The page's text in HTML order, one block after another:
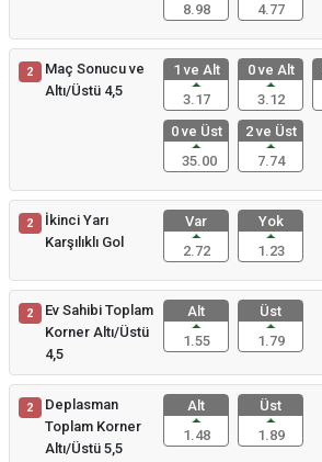
8.98
4.77
2
Maç Sonucu ve
Altı/Üstü 4,5
1 ve Alt
3.17
0 ve Alt
3.12
0 ve Üst
35.00
2 ve Üst
7.74
2
İkinci Yarı
Karşılıklı Gol
Var
2.72
Yok
1.23
2
Ev Sahibi Toplam
Korner Altı/Üstü
4,5
Alt
1.55
Üst
1.79
2
Deplasman
Toplam Korner
Altı/Üstü 5,5
Alt
1.48
Üst
1.89